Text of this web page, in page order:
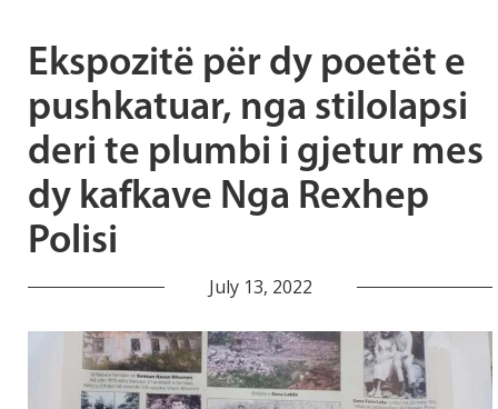
Ekspozitë për dy poetët e
pushkatuar, nga stilolapsi
deri te plumbi i gjetur mes
dy kafkave Nga Rexhep
Polisi
July 13, 2022